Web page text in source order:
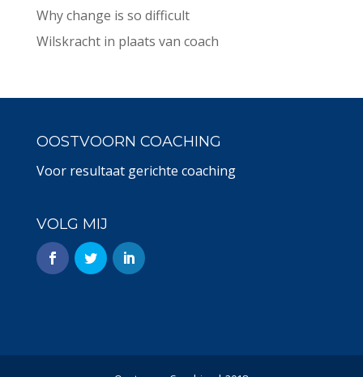
Why change is so difficult
Wilskracht in plaats van coach
OOSTVOORN COACHING
Voor resultaat gerichte coaching
VOLG MIJ